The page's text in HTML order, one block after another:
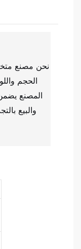
نحن مصنع
الحجم
المصنع
والبيع